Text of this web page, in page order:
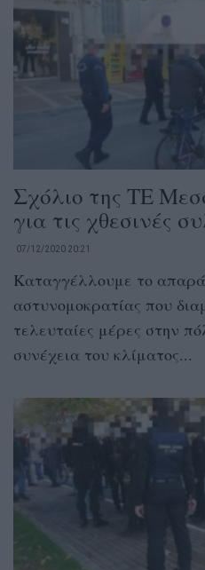
Σχόλιο της ΤΕ
για τις χθεσινές
07/12/2020 20:21
Καταγγέλλουμε το
αστυνομοκρατίας που
τελευταίες μέρες στην
συνέχεια του κλίματος...